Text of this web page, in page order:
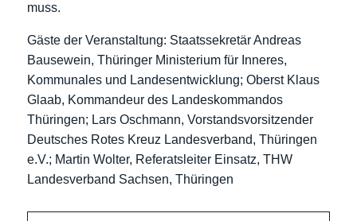
muss.
Gäste der Veranstaltung: Staatssekretär Andreas
Bausewein, Thüringer Ministerium für Inneres,
Kommunales und Landesentwicklung; Oberst Klaus
Glaab, Kommandeur des Landeskommandos
Thüringen; Lars Oschmann, Vorstandsvorsitzender
Deutsches Rotes Kreuz Landesverband, Thüringen
e.V.; Martin Wolter, Referatsleiter Einsatz, THW
Landesverband Sachsen, Thüringen